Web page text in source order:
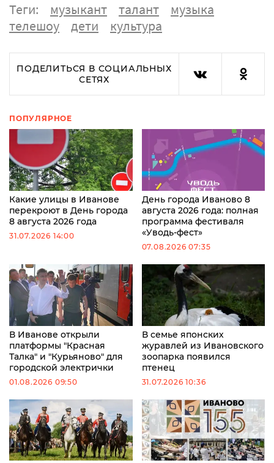
Теги: музыкант талант
музыка
телешоу
дети культура
ПОДЕЛИТЬСЯ В СОЦИАЛЬНЫХ
СЕТЯХ
ПОПУЛЯРНОЕ
Какие улицы в Иванове
перекроют в День города
8 августа 2026 года
31.07.2026 14:00
День города Иваново 8
августа 2026 года: полная
программа фестиваля
«Уводь-фест»
07.08.2026 07:35
В Иванове открыли
платформы "Красная
Талка" и "Курьяново" для
городской электрички
01.08.2026 09:50
В семье японских
журавлей из Ивановского
зоопарка появился
птенец
31.07.2026 10:36